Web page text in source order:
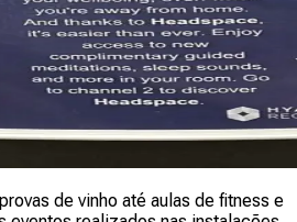
de vinho até aulas de fitness e